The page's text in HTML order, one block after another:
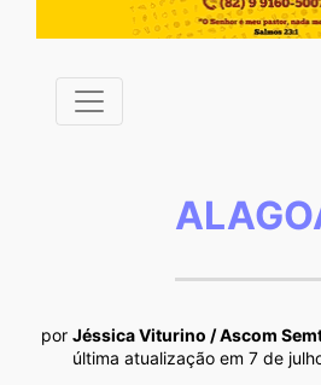
por Jéssica Viturino / Ascom
última atualização em 7 de